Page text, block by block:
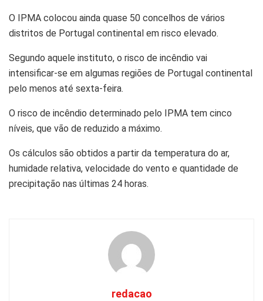
O IPMA colocou ainda quase 50 concelhos de vários
distritos de Portugal continental em risco elevado.
Segundo aquele instituto, o risco de incêndio vai
intensificar-se em algumas regiões de Portugal continental
pelo menos até sexta-feira.
O risco de incêndio determinado pelo IPMA tem cinco
níveis, que vão de reduzido a máximo.
Os cálculos são obtidos a partir da temperatura do ar,
humidade relativa, velocidade do vento e quantidade de
precipitação nas últimas 24 horas.
redacao